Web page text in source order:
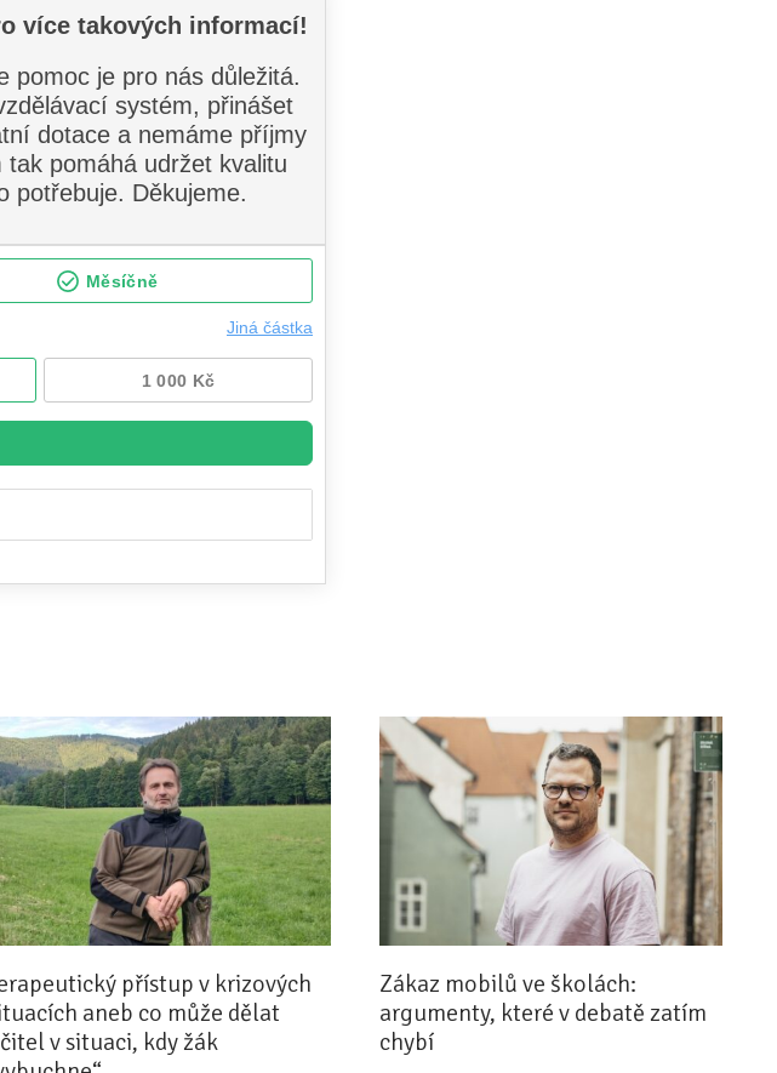
přístup v krizových
aneb co může dělat
v situaci, kdy žák
Zákaz mobilů ve školách:
argumenty, které v debatě zatím
chybí